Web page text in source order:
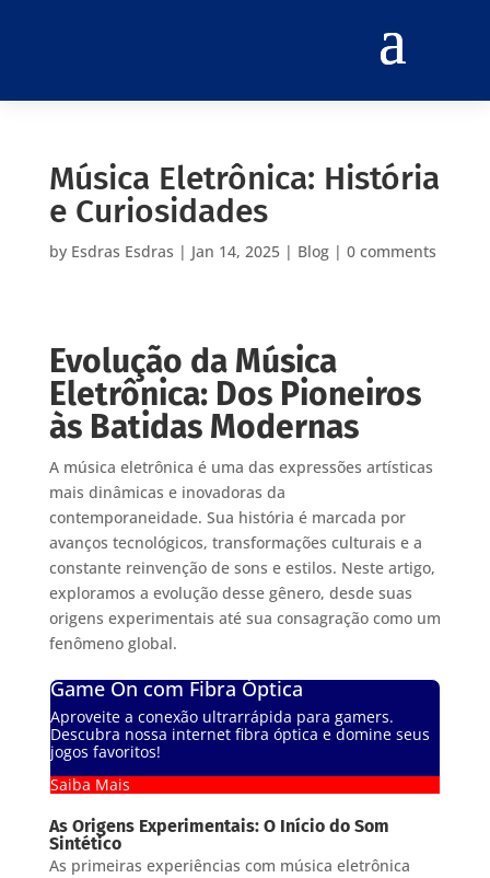
Música Eletrônica: História
e Curiosidades
by Esdras Esdras | Jan 14, 2025| Blog| 0 comments
Evolução da Música
Eletrônica: Dos Pioneiros
às Batidas Modernas
A música eletrônica é uma das expressões artísticas
mais dinâmicas e inovadoras da
contemporaneidade. Sua história é marcada por
avanços tecnológicos, transformações culturais e a
constante reinvenção de sons e estilos. Neste artigo,
exploramos a evolução desse gênero, desde suas
origens experimentais até sua consagração como um
fenômeno global.
Game On com Fibra Óptica
Aproveite a conexão ultrarrápida para gamers.
Descubra nossa internet fibra óptica e domine seus
jogos favoritos!
Saiba Mais
As Origens Experimentais: O Início do Som
Sintético
As primeiras experiências com música eletrônica